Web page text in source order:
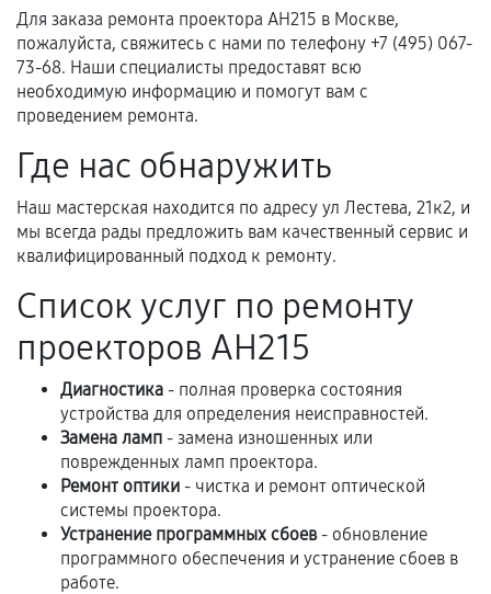
фиксируются в документах.
Когда гарантия не действует
механические повреждения, попадание влаги,
Самостоятельный ремонт или вмешательство
третьих лиц.
Естественный износ деталей, если иное не
предусмотрено отдельно.
Обращение после окончания гарантийного
срока.
Программные сбои, если это не указано в
Если комплектующие куплены
самостоятельно
Для заказа ремонта проектора AH215 в Москве,
пожалуйста, свяжитесь с нами по телефону +7 (495) 067-
73-68. Наши специалисты предоставят всю
необходимую информацию и помогут вам с
проведением ремонта.
Где нас обнаружить
Наш мастерская находится по адресу ул Лестева, 21к2, и
мы всегда рады предложить вам качественный сервис и
квалифицированный подход к ремонту.
Список услуг по ремонту
проекторов AH215
Диагностика - полная проверка состояния
устройства для определения неисправностей.
Замена ламп - замена изношенных или
поврежденных ламп проектора.
Ремонт оптики - чистка и ремонт оптической
системы проектора.
Устранение программных сбоев- обновление
программного обеспечения и устранение сбоев в
работе.